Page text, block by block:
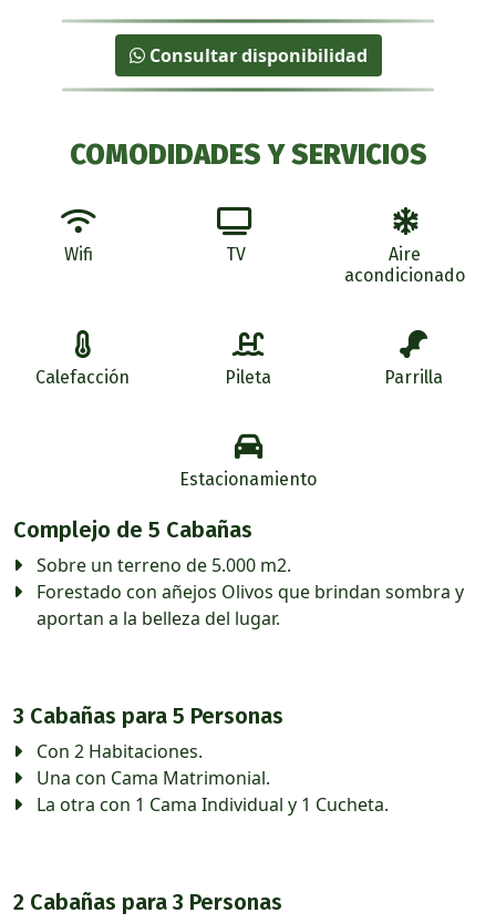
Consultar disponibilidad
COMODIDADES Y SERVICIOS
Wifi TV
Aire
acondicionado
Calefacción Pileta Parrilla
Estacionamiento
Complejo de 5 Cabañas
Sobre un terreno de 5.000 m2.
Forestado con añejos Olivos que brindan sombra y
aportan a la belleza del lugar.
3 Cabañas para 5 Personas
Con 2 Habitaciones.
Una con Cama Matrimonial.
La otra con 1 Cama Individual y 1 Cucheta.
2 Cabañas para 3 Personas